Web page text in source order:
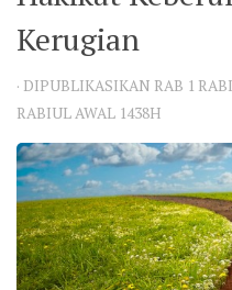
Kerugian
· DIPUBLIKASIKAN RAB 1
RABIUL AWAL 1438H